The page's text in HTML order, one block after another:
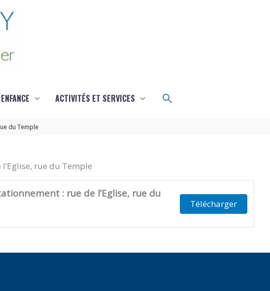
ACTIVITÉS ET SERVICES Rechercher
du Temple
rue du Temple
: rue de l’Eglise, rue du
Télécharger